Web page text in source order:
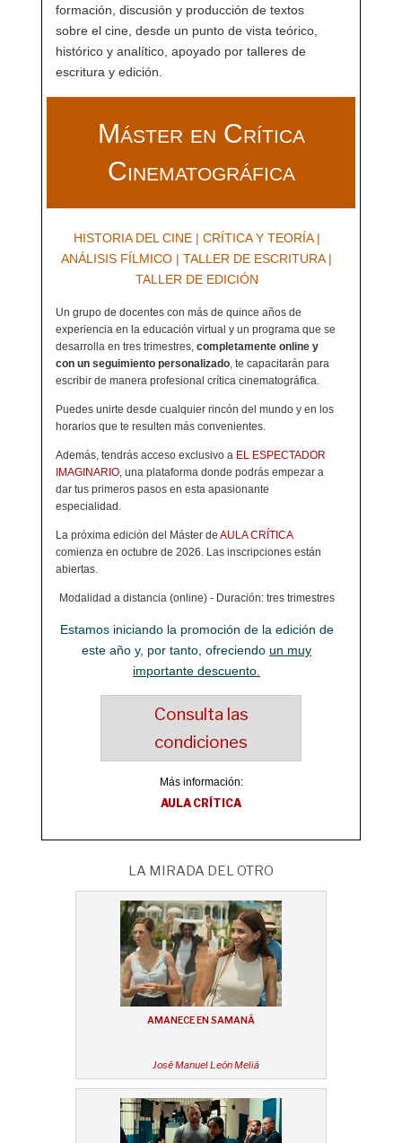
formación, discusión y producción de textos
sobre el cine, desde un punto de vista teórico,
histórico y analítico, apoyado por talleres de
escritura y edición.
Máster en Crítica
Cinematográfica
HISTORIA DEL CINE | CRÍTICA Y TEORÍA |
ANÁLISIS FÍLMICO | TALLER DE ESCRITURA |
TALLER DE EDICIÓN
Un grupo de docentes con más de quince años de
experiencia en la educación virtual y un programa que se
desarrolla en tres trimestres,completamente online y
con un seguimiento personalizado , te capacitarán para
escribir de manera profesional crítica cinematográfica.
Puedes unirte desde cualquier rincón del mundo y en los
horarios que te resulten más convenientes.
Además, tendrás acceso exclusivo a EL ESPECTADOR
IMAGINARIO, una plataforma donde podrás empezar a
dar tus primeros pasos en esta apasionante
especialidad.
La próxima edición del Máster deAULA CRÍTICA
comienza en octubre de 2026. Las inscripciones están
abiertas.
Modalidad a distancia (online) - Duración: tres trimestres
Estamos iniciando la promoción de la edición de
este año y, por tanto, ofreciendo un muy
importante descuento.
Consulta las
condiciones
Más información:
AULA CRÍTICA
LA MIRADA DEL OTRO
AMANECE EN SAMANÁ
José Manuel León Meliá